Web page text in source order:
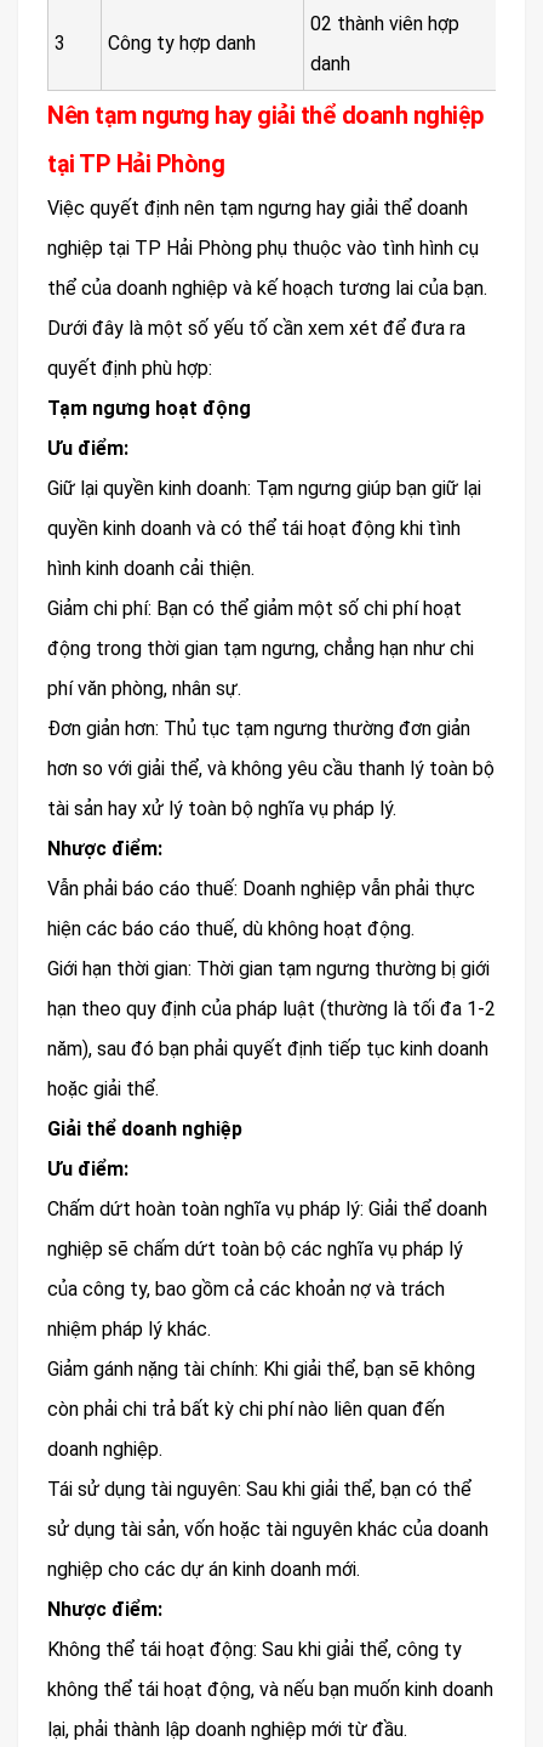
3 Công ty hợp danh
02 thành viên hợp
danh
Nên tạm ngưng hay giải thể doanh nghiệp
tại TP Hải Phòng
Việc quyết định nên tạm ngưng hay giải thể doanh
nghiệp tại TP Hải Phòng phụ thuộc vào tình hình cụ
thể của doanh nghiệp và kế hoạch tương lai của bạn.
Dưới đây là một số yếu tố cần xem xét để đưa ra
quyết định phù hợp:
Tạm ngưng hoạt động
Ưu điểm:
Giữ lại quyền kinh doanh: Tạm ngưng giúp bạn giữ lại
quyền kinh doanh và có thể tái hoạt động khi tình
hình kinh doanh cải thiện.
Giảm chi phí: Bạn có thể giảm một số chi phí hoạt
động trong thời gian tạm ngưng, chẳng hạn như chi
phí văn phòng, nhân sự.
Đơn giản hơn: Thủ tục tạm ngưng thường đơn giản
hơn so với giải thể, và không yêu cầu thanh lý toàn bộ
tài sản hay xử lý toàn bộ nghĩa vụ pháp lý.
Nhược điểm:
Vẫn phải báo cáo thuế: Doanh nghiệp vẫn phải thực
hiện các báo cáo thuế, dù không hoạt động.
Giới hạn thời gian: Thời gian tạm ngưng thường bị giới
hạn theo quy định của pháp luật (thường là tối đa 1-2
năm), sau đó bạn phải quyết định tiếp tục kinh doanh
hoặc giải thể.
Giải thể doanh nghiệp
Ưu điểm:
Chấm dứt hoàn toàn nghĩa vụ pháp lý: Giải thể doanh
nghiệp sẽ chấm dứt toàn bộ các nghĩa vụ pháp lý
của công ty, bao gồm cả các khoản nợ và trách
nhiệm pháp lý khác.
Giảm gánh nặng tài chính: Khi giải thể, bạn sẽ không
còn phải chi trả bất kỳ chi phí nào liên quan đến
doanh nghiệp.
Tái sử dụng tài nguyên: Sau khi giải thể, bạn có thể
sử dụng tài sản, vốn hoặc tài nguyên khác của doanh
nghiệp cho các dự án kinh doanh mới.
Nhược điểm:
Không thể tái hoạt động: Sau khi giải thể, công ty
không thể tái hoạt động, và nếu bạn muốn kinh doanh
lại, phải thành lập doanh nghiệp mới từ đầu.